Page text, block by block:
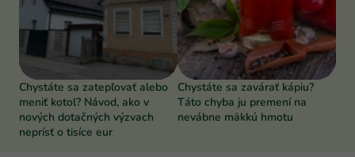
Chystáte sa zatepľovať alebo
meniť kotol? Návod, ako v
nových dotačných výzvach
neprísť o tisíce eur
Chystáte sa zavárať kápiu?
Táto chyba ju premení na
nevábne mäkkú hmotu